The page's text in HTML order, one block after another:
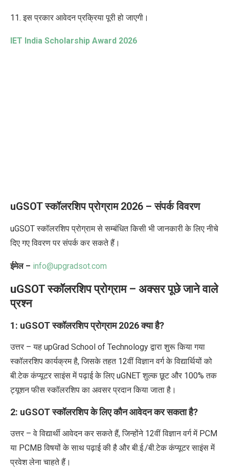
11. इस प्रकार आवेदन प्रक्रिया पूरी हो जाएगी।
IET India Scholarship Award 2026
uGSOT स्कॉलरशिप प्रोग्राम 2026 – संपर्क विवरण
uGSOT स्कॉलरशिप प्रोग्राम से सम्बंधित किसी भी जानकारी के लिए नीचे
दिए गए विवरण पर संपर्क कर सकते हैं।
ईमेल – info@upgradsot.com
uGSOT स्कॉलरशिप प्रोग्राम – अक्सर पूछे जाने वाले
प्रश्न
1: uGSOT स्कॉलरशिप प्रोग्राम 2026 क्या है?
उत्तर – यह upGrad School of Technology द्वारा शुरू किया गया
स्कॉलरशिप कार्यक्रम है, जिसके तहत 12वीं विज्ञान वर्ग के विद्यार्थियों को
बी.टेक कंप्यूटर साइंस में पढ़ाई के लिए uGNET शुल्क छूट और 100% तक
ट्यूशन फीस स्कॉलरशिप का अवसरप्रदान किया जाता है ।
2: uGSOT स्कॉलरशिप के लिए कौन आवेदन कर सकता है?
उत्तर – वे विद्यार्थी आवेदन कर सकते हैं, जिन्होंने 12वीं विज्ञान वर्ग में PCM
या PCMB विषयों के साथ पढ़ाई की है और बी.ई./बी.टेक कंप्यूटर साइंस में
प्रवेश लेना चाहते हैं।